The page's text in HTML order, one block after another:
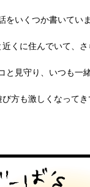
をいくつか書いてい
くに住んでいて、
と見守り、いつも一
方も激しくなって